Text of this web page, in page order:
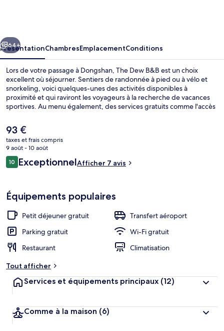
Suivant
64+
PrésentationChambresEmplacementConditions
Lors de votre passage à Dongshan, The Dew B&B est un choix
excellent où séjourner. Sentiers de randonnée à pied ou à vélo et
snorkeling, voici quelques-unes des activités disponibles à
proximité et qui raviront les voyageurs à la recherche de vacances
sportives. Au menu également, des services gratuits comme l'accès
proposé tous les jours, entre 08 h 30 et 10 h 30. Parmi les avantages
offerts par cet hébergement : une terrasse et un jardin.
Le
prix
actuel
est
de
93 €
taxes et frais compris
9 août - 10 août
Avis
voyageurs
1010 sur 10
ExceptionnelAfficher 7 avis
Équipements populaires
Petit déjeuner gratuit
Transfert aéroport
Parking gratuit
Wi-Fi gratuit
Restaurant
Climatisation
Tout afficher
Services et équipements principaux (12)
Comme à la maison (6)